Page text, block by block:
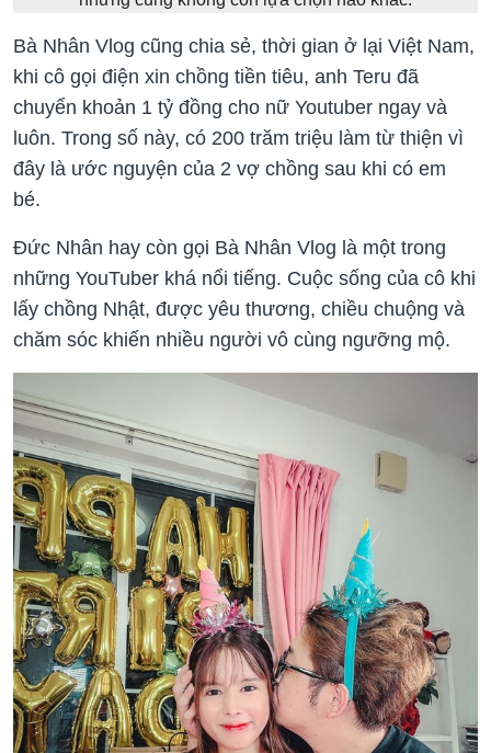
Bà Nhân Vlog cũng chia sẻ, thời gian ở lại Việt Nam,
khi cô gọi điện xin chồng tiền tiêu, anh Teru đã
chuyển khoản 1 tỷ đồng cho nữ Youtuber ngay và
luôn. Trong số này, có 200 trăm triệu làm từ thiện vì
đây là ước nguyện của 2 vợ chồng sau khi có em
bé.
Đức Nhân hay còn gọi Bà Nhân Vlog là một trong
những YouTuber khá nổi tiếng. Cuộc sống của cô khi
lấy chồng Nhật, được yêu thương, chiều chuộng và
chăm sóc khiến nhiều người vô cùng ngưỡng mộ.